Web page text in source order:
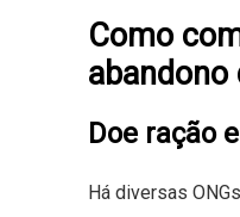
Como
abandono
Doe ração
Há diversas